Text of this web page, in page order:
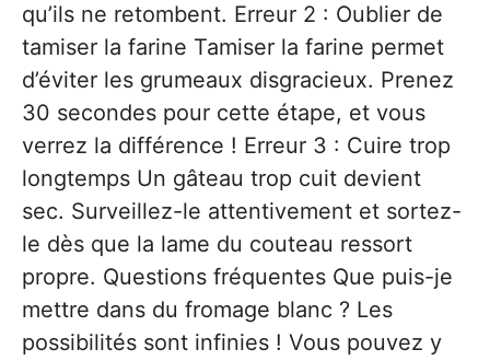
qu’ils ne retombent. Erreur 2 : Oublier de
tamiser la farine Tamiser la farine permet
d’éviter les grumeaux disgracieux. Prenez
30 secondes pour cette étape, et vous
verrez la différence ! Erreur 3 : Cuire trop
longtemps Un gâteau trop cuit devient
sec. Surveillez-le attentivement et sortez-
le dès que la lame du couteau ressort
propre. Questions fréquentes Que puis-je
mettre dans du fromage blanc ? Les
possibilités sont infinies ! Vous pouvez y